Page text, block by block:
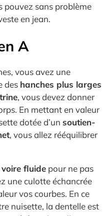
pouvez sans problème
en jean.
A
vous avez une
des hanches plus larges
, vous devez donner
En mettant en valeur
dotée d’un soutien-
, vous allez rééquilibrer
fluide pour ne pas
une culotte échancrée
vos courbes. En ce
nuisette, la dentelle est